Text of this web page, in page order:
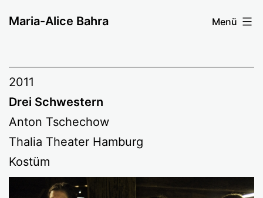
Inhalt
Maria-Alice Bahra Menü
2011
Drei Schwestern
Anton Tschechow
Thalia Theater Hamburg
Kostüm